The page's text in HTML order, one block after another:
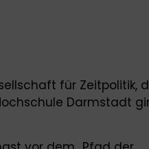
für Zeitpolitik,
Darmstadt